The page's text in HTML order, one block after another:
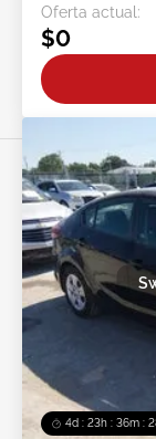
Oferta actual:
$0
4d : 23h : 36m :